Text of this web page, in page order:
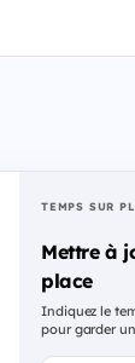
TEMPS SUR
Mettre à
place
Indiquez le
pour garder